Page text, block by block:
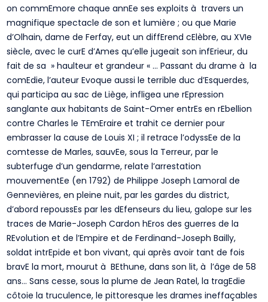
on commEmore chaque annEe ses exploits à travers un
magnifique spectacle de son et lumière ; ou que Marie
d’Olhain, dame de Ferfay, eut un diffErend cElèbre, au XVIe
siècle, avec le curE d’Ames qu’elle jugeait son infErieur, du
fait de sa » haulteur et grandeur « … Passant du drame à la
comEdie, l’auteur Evoque aussi le terrible duc d’Esquerdes,
qui participa au sac de Liège, infligea une rEpression
sanglante aux habitants de Saint-Omer entrEs en rEbellion
contre Charles le TEmEraire et trahit ce dernier pour
embrasser la cause de Louis XI ; il retrace l’odyssEe de la
comtesse de Marles, sauvEe, sous la Terreur, par le
subterfuge d’un gendarme, relate l’arrestation
mouvementEe (en 1792) de Philippe Joseph Lamoral de
Gennevières, en pleine nuit, par les gardes du district,
d’abord repoussEs par les dEfenseurs du lieu, galope sur les
traces de Marie-Joseph Cardon hEros des guerres de la
REvolution et de l’Empire et de Ferdinand-Joseph Bailly,
soldat intrEpide et bon vivant, qui après avoir tant de fois
bravE la mort, mourut à BEthune, dans son lit, à l’âge de 58
ans… Sans cesse, sous la plume de Jean Ratel, la tragEdie
côtoie la truculence, le pittoresque les drames ineffaçables